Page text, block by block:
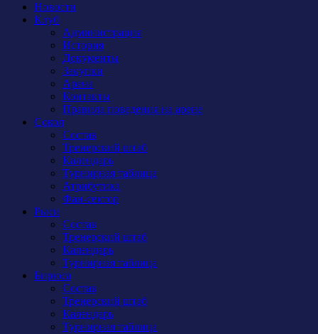
Новости
Клуб
Администрация
История
Документы
Закупки
Арена
Контакты
Правила поведения на арене
Сокол
Состав
Тренерский штаб
Календарь
Турнирная таблица
Атрибутика
Фан-сектор
Рыси
Состав
Тренерский штаб
Календарь
Турнирная таблица
Бирюса
Состав
Тренерский штаб
Календарь
Турнирная таблица